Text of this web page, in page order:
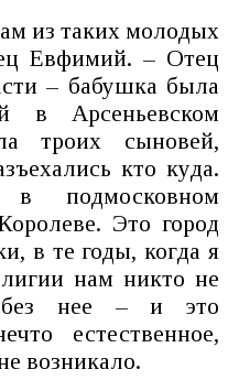
из таких молодых
Евфимий. – Отец
– бабушка была
в Арсеньевском
троих сыновей,
кто куда.
подмосковном
Это город
в те годы, когда я
нам никто не
нее – и это
естественное,
возникало.